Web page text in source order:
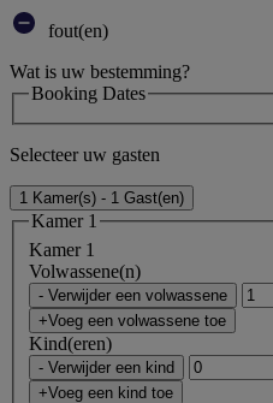
fout(en)
Wat is uw bestemming?
Booking Dates
Selecteer uw gasten
1 Kamer(s) - 1 Gast(en)
Kamer 1
Kamer 1
Volwassene(n)
- Verwijder een volwassene
+Voeg een volwassene toe
Kind(eren)
- Verwijder een kind
+Voeg een kind toe